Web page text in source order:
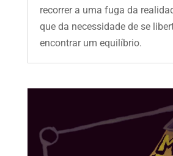
recorrer a uma fuga da
que da necessidade de se
encontrar um equilíbrio.